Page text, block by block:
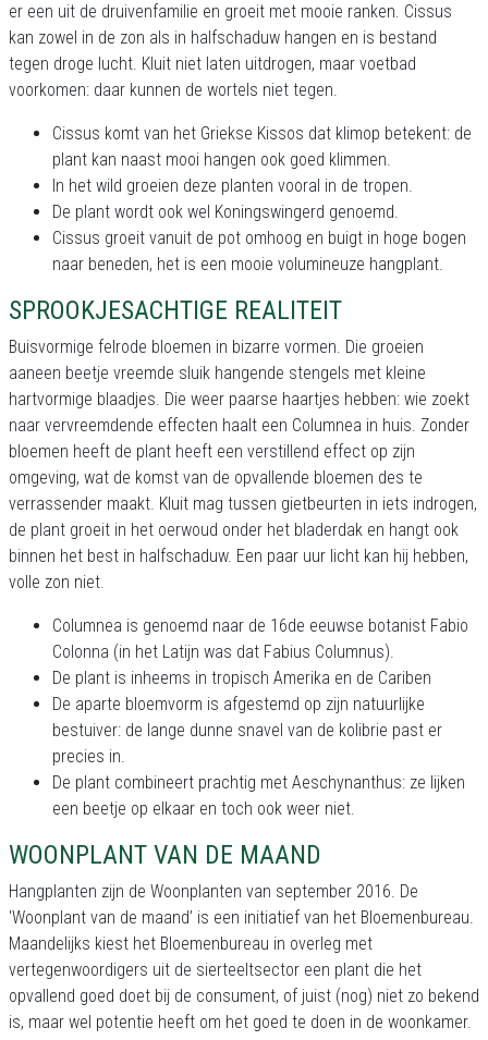
er een uit de druivenfamilie en groeit met mooie ranken. Cissus
kan zowel in de zon als in halfschaduw hangen en is bestand
tegen droge lucht. Kluit niet laten uitdrogen, maar voetbad
voorkomen: daar kunnen de wortels niet tegen.
Cissus komt van het Griekse Kissos dat klimop betekent: de
plant kan naast mooi hangen ook goed klimmen.
In het wild groeien deze planten vooral in de tropen.
De plant wordt ook wel Koningswingerd genoemd.
Cissus groeit vanuit de pot omhoog en buigt in hoge bogen
naar beneden, het is een mooie volumineuze hangplant.
SPROOKJESACHTIGE REALITEIT
Buisvormige felrode bloemen in bizarre vormen. Die groeien
aaneen beetje vreemde sluik hangende stengels met kleine
hartvormige blaadjes. Die weer paarse haartjes hebben: wie zoekt
naar vervreemdende effecten haalt een Columnea in huis. Zonder
bloemen heeft de plant heeft een verstillend effect op zijn
omgeving, wat de komst van de opvallende bloemen des te
verrassender maakt. Kluit mag tussen gietbeurten in iets indrogen,
de plant groeit in het oerwoud onder het bladerdak en hangt ook
binnen het best in halfschaduw. Een paar uur licht kan hij hebben,
volle zon niet.
Columnea is genoemd naar de 16de eeuwse botanist Fabio
Colonna (in het Latijn was dat Fabius Columnus).
De plant is inheems in tropisch Amerika en de Cariben
De aparte bloemvorm is afgestemd op zijn natuurlijke
bestuiver: de lange dunne snavel van de kolibrie past er
precies in.
De plant combineert prachtig met Aeschynanthus: ze lijken
een beetje op elkaar en toch ook weer niet.
WOONPLANT VAN DE MAAND
Hangplanten zijn de Woonplanten van september 2016. De
'Woonplant van de maand’ is een initiatief van het Bloemenbureau.
Maandelijks kiest het Bloemenbureau in overleg met
vertegenwoordigers uit de sierteeltsector een plant die het
opvallend goed doet bij de consument, of juist (nog) niet zo bekend
is, maar wel potentie heeft om het goed te doen in de woonkamer.